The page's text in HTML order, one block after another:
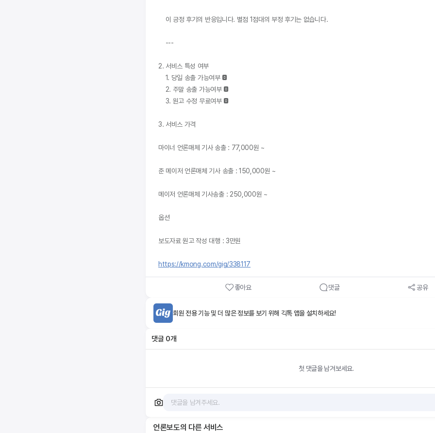
2. 서비스 특성 여부
3. 서비스 가격
마이너 언론매체 기사 송출 : 77,000원 ~
준 메이저 언론매체 기사 송출 : 150,000원 ~
메이저 언론매체 기사송출 : 250,000원 ~
옵션
보도자료 원고 작성 대행 : 3만원
https://kmong.com/gig/338117
좋아요 댓글 공유
회원 전용 기능 및 더 많은 정보를 보기 위해 긱톡 앱을 설치하세요!
댓글 0개
첫 댓글을 남겨보세요.
언론보도의 다른 서비스